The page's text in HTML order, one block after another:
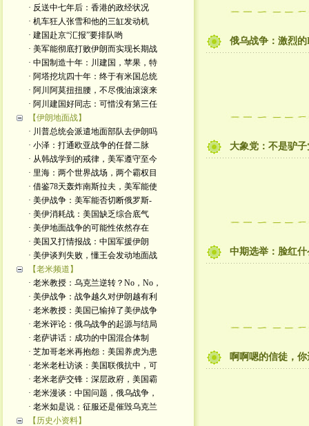
· 反送中七年后：香港的政经状况
· 机车狂人张雪和他的三缸发动机
· 建国赴京“汇报”要排队哟
· 美军能彻底打败伊朗而实现长期战
· 中国制造十年：川建国，苹果，特
· 阿塔挖坑四十年：终于有米国总统
· 阿川阿莫扭扭腰，不尽俄油滚滚来
· 阿川建国好同志：可惜没有第三任
【伊朗地面战】
· 川普总统会派遣地面部队去伊朗吗
· 小泽：打通欧亚战争的任督二脉
· 从韩战学到的戒律，美军遵守至今
· 里海：两个世界战场，两个霸权目
· 借鉴78天轰炸南斯拉夫，美军能使
· 美伊战争：美军能否切断俄罗斯-
· 美伊消耗战：美国缺乏综合底气
· 美伊地面战争的可能性依然存在
· 美国又打情报战：中国军援伊朗
· 美伊谈判失败，懂王会发动地面战
【老米频道】
· 老米教授：乌克兰逆转？No，No，
· 美伊战争：战争越久对伊朗越有利
· 老米教授：美国已输掉了美伊战争
· 老米评论：俄乌战争的起源与结局
· 老萨讲话：成功的中国混合体制
· 芝加哥老米再抱怨：美国养虎为患
· 老米老杜访谈：美国联俄抗中，可
· 老米老萨交锋：深层政府，美国霸
· 老米漫谈：中国问题，俄乌战争，
· 老米如是说：征服还是催毁乌克兰
【历史小资料】
俄乌战争：激烈
大象党：不是驴
中期选举：脸红
啊啊嗯的信徒，